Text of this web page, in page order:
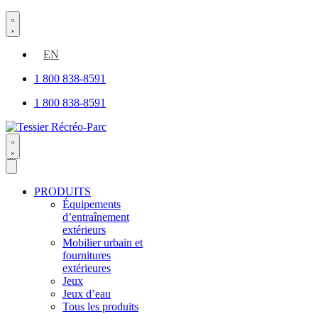
Search
EN
1 800 838-8591
1 800 838-8591
Search
open
PRODUITS
Équipements
d’entraînement
extérieurs
Mobilier urbain et
fournitures
extérieures
Jeux
Jeux d’eau
Tous les produits